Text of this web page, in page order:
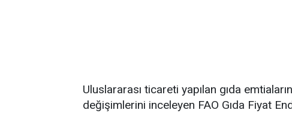
Uluslararası ticareti yapılan gıda
değişimlerini inceleyen FAO Gıda Fiyat